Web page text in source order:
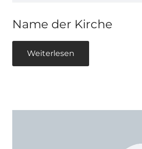
Name der Kirche
Weiterlesen